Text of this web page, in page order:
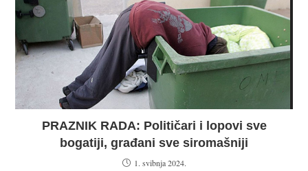
PRAZNIK RADA: Političari i lopovi sve
bogatiji, građani sve siromašniji
1. svibnja 2024.